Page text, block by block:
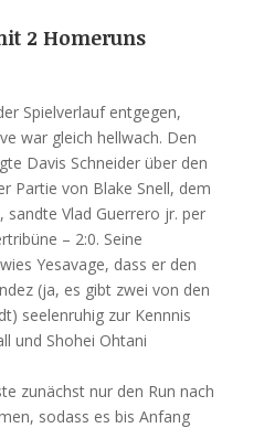
2 Homeruns
Spielverlauf entgegen,
war gleich hellwach. Den
Davis Schneider über den
Partie von Blake Snell, dem
sandte Vlad Guerrero jr. per
– 2:0. Seine
Yesavage, dass er den
(ja, es gibt zwei von den
seelenruhig zur Kennnis
und Shohei Ohtani
zunächst nur den Run nach
sodass es bis Anfang